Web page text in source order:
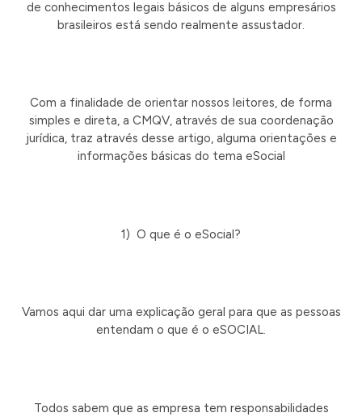
de conhecimentos legais básicos de alguns empresários
brasileiros está sendo realmente assustador.
Com a finalidade de orientar nossos leitores, de forma
simples e direta, a CMQV, através de sua coordenação
jurídica, traz através desse artigo, alguma orientações e
informações básicas do tema eSocial
1) O que é o eSocial?
Vamos aqui dar uma explicação geral para que as pessoas
entendam o que é o eSOCIAL.
Todos sabem que as empresa tem responsabilidades